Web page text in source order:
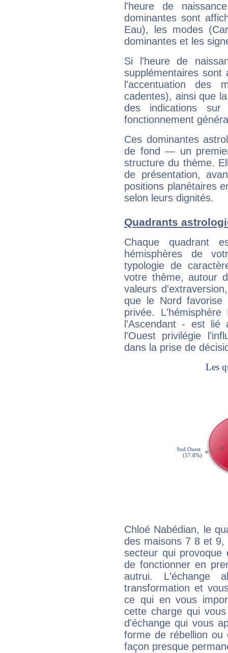
l'heure de
dominantes sont
Eau), les modes
dominantes et les
Si l'heure de
supplémentaires sont
l'accentuation des
cadentes), ainsi que
des indications sur
fonctionnement
Ces dominantes
de fond — un
structure du thème.
de présentation,
positions planétaires
selon leurs dignités.
Quadrants
Chaque quadrant
hémisphères de
typologie de
votre thème, autour
valeurs
que le Nord favorise
privée.
l'Ascendant - est
l'Ouest privilégie
dans la prise de
Chloé Nabédian, le
des maisons 7 8 et
secteur qui provoque
de fonctionner en
autrui. L'échange
transformation et
ce qui en vous
cette charge qui
d'échange qui vous
forme de rébellion ou
façon presque